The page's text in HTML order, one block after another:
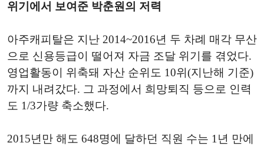
위기에서 보여준 박춘원의 저력
아주캐피탈은 지난 2014~2016년 두 차례 매각 무산
으로 신용등급이 떨어져 자금 조달 위기를 겪었다.
영업활동이 위축돼 자산 순위도 10위(지난해 기준)
까지 내려갔다. 그 과정에서 희망퇴직 등으로 인력
도 1/3가량 축소했다.
2015년만 해도 648명에 달하던 직원 수는 1년 만에